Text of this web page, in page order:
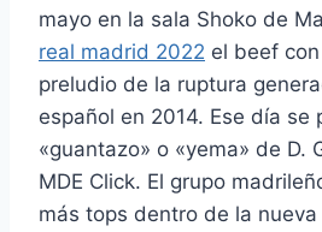
mayo en la sala Shoko de
real madrid 2022 el beef
preludio de la ruptura
español en 2014. Ese día se
«guantazo» o «yema» de D.
MDE Click. El grupo
más tops dentro de la